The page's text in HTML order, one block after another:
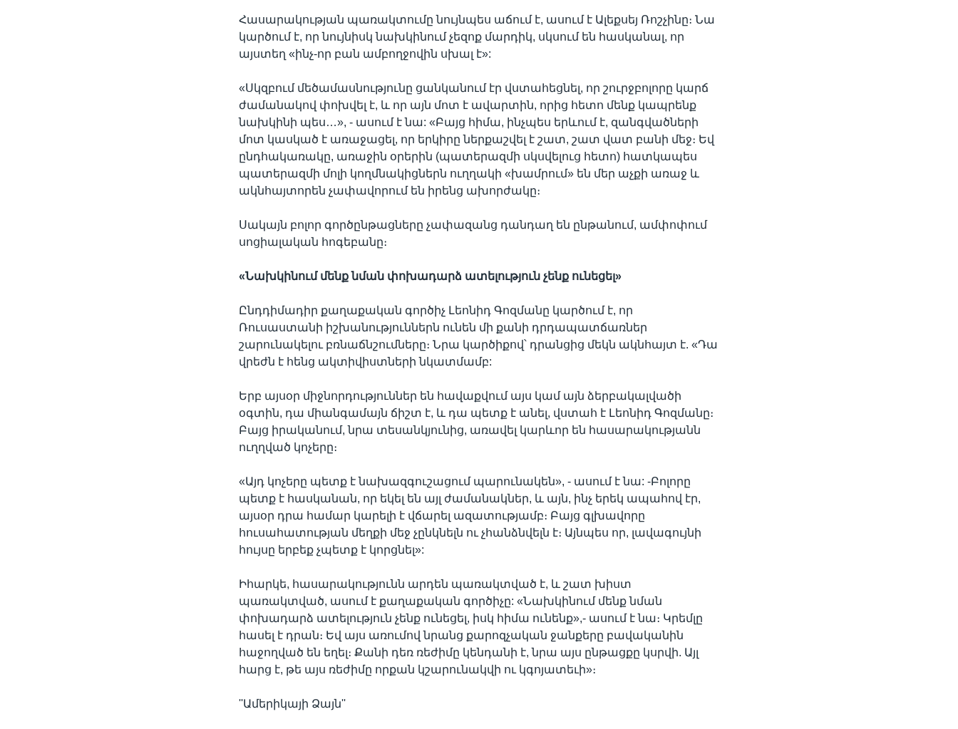
Հասարակության պառակտումը նույնպես աճում է, ասում է Ալեքսեյ Ռոշչինը։ Նա
կարծում է, որ նույնիսկ նախկինում չեզոք մարդիկ, սկսում են հասկանալ, որ
այստեղ «ինչ-որ բան ամբողջովին սխալ է»:
«Սկզբում մեծամասնությունը ցանկանում էր վստահեցնել, որ շուրջբոլորը կարճ
ժամանակով փոխվել է, և որ այն մոտ է ավարտին, որից հետո մենք կապրենք
նախկինի պես…», - ասում է նա: «Բայց հիմա, ինչպես երևում է, զանգվածների
մոտ կասկած է առաջացել, որ երկիրը ներքաշվել է շատ, շատ վատ բանի մեջ։ Եվ
ընդհակառակը, առաջին օրերին (պատերազմի սկսվելուց հետո) հատկապես
պատերազմի մոլի կողմնակիցներն ուղղակի «խամրում» են մեր աչքի առաջ և
ակնհայտորեն չափավորում են իրենց ախորժակը։
Սակայն բոլոր գործընթացները չափազանց դանդաղ են ընթանում, ամփոփում
սոցիալական հոգեբանը։
«Նախկինում մենքնման փոխադարձ ատելությունչենք ունեցել»
Ընդդիմադիր քաղաքական գործիչ Լեոնիդ Գոզմանը կարծում է, որ
Ռուսաստանի իշխանություններն ունեն մի քանի դրդապատճառներ
շարունակելու բռնաճնշումները։ Նրա կարծիքով՝ դրանցից մեկն ակնհայտ է. «Դա
վրեժն է հենց ակտիվիստների նկատմամբ:
Երբ այսօր միջնորդություններ են հավաքվում այս կամ այն ձերբակալվածի
օգտին, դա միանգամայն ճիշտ է, և դա պետք է անել, վստահ է Լեոնիդ Գոզմանը։
Բայց իրականում, նրա տեսանկյունից, առավել կարևոր են հասարակությանն
ուղղված կոչերը։
«Այդ կոչերը պետք է նախազգուշացում պարունակեն», - ասում է նա: -Բոլորը
պետք է հասկանան, որ եկել են այլ ժամանակներ, և այն, ինչ երեկ ապահով էր,
այսօր դրա համար կարելի է վճարել ազատությամբ։ Բայց գլխավորը
հուսահատության մեղքի մեջ չընկնելն ու չհանձնվելն է։ Այնպես որ, լավագույնի
հույսը երբեք չպետք է կորցնել»:
Իհարկե, հասարակությունն արդեն պառակտված է, և շատ խիստ
պառակտված, ասում է քաղաքական գործիչը: «Նախկինում մենք նման
փոխադարձ ատելություն չենք ունեցել, իսկ հիմա ունենք»,- ասում է նա։ Կրեմլը
հասել է դրան։ Եվ այս առումով նրանց քարոզչական ջանքերը բավականին
հաջողված են եղել։ Քանի դեռ ռեժիմը կենդանի է, նրա այս ընթացքը կսրվի. Այլ
հարց է, թե այս ռեժիմը որքան կշարունակվի ու կգոյատեւի»։
''Ամերիկայի Ձայն''